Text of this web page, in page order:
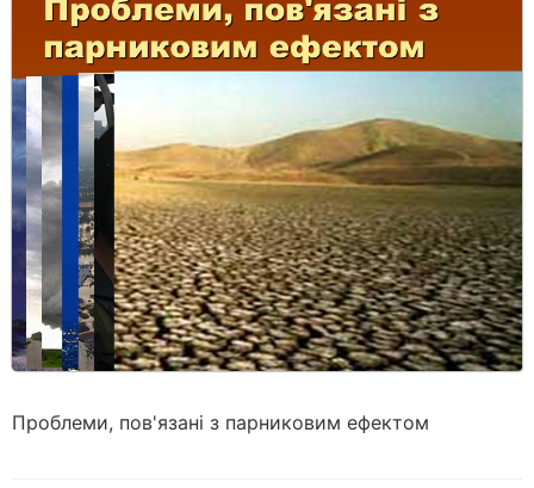
Проблеми, пов'язані з парниковим ефектом